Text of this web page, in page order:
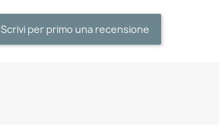
Scrivi per primo una recensione